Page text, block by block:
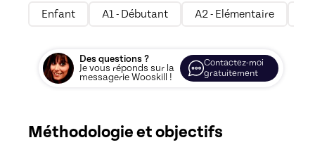
Enfant A1 - Débutant A2 - Elémentaire
Des questions ?
Je vous réponds sur la
messagerie Wooskill !
Contactez-moi
gratuitement
Méthodologie et objectifs